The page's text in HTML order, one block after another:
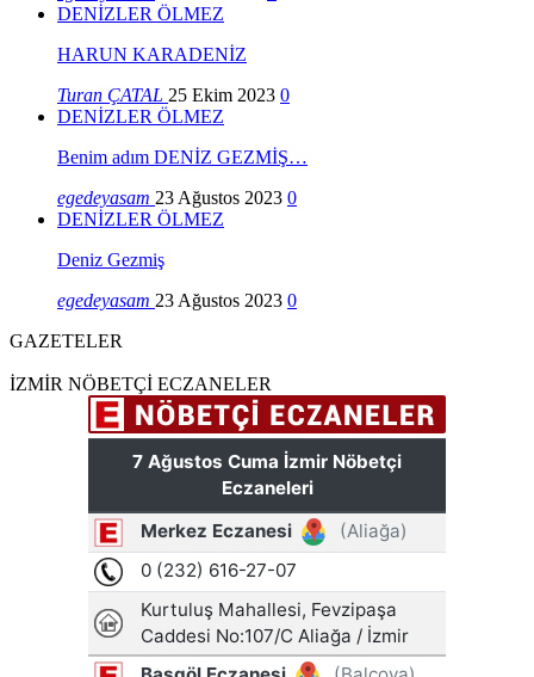
DENİZLER ÖLMEZ
HARUN KARADENİZ
Turan ÇATAL 25 Ekim 2023 0
DENİZLER ÖLMEZ
Benim adım DENİZ GEZMİŞ…
egedeyasam 23 Ağustos 2023 0
DENİZLER ÖLMEZ
Deniz Gezmiş
egedeyasam 23 Ağustos 2023 0
GAZETELER
İZMİR NÖBETÇİ ECZANELER